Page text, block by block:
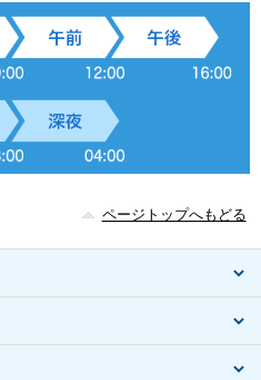
ページトップへもどる